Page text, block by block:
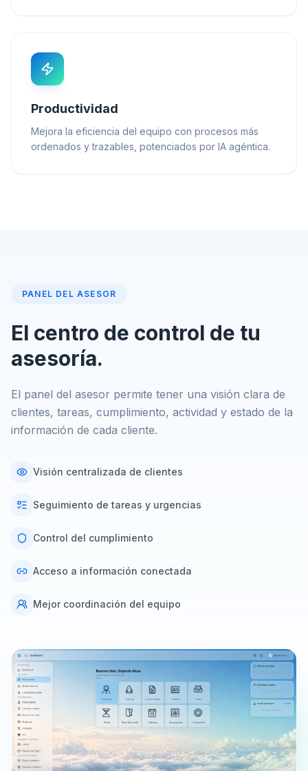
Productividad
Mejora la eficiencia del equipo con procesos más
ordenados y trazables, potenciados por IA agéntica.
PANEL DEL ASESOR
El centro de control de tu
asesoría.
El panel del asesor permite tener una visión clara de
clientes, tareas, cumplimiento, actividad y estado de la
información de cada cliente.
Visión centralizada de clientes
Seguimiento de tareas y urgencias
Control del cumplimiento
Acceso a información conectada
Mejor coordinación del equipo